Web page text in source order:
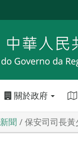
關於政府
新聞 保安司司長黃